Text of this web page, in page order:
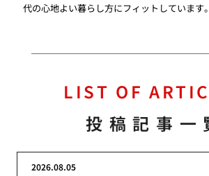
代の心地よい暮らし方にフィットしています。
LIST OF
投稿記事一
2026.08.05